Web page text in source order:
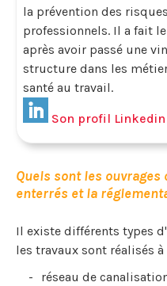
la prévention des risques
professionnels. Il a fait
après avoir passé une
structure dans les
santé au travail.
Son profil Linkedin
Quels sont les
enterrés et la
Il existe différents types
les travaux sont réalisés
réseau de